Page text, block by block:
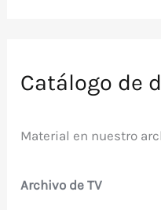
Catálogo de
Material en nuestro
Archivo de TV